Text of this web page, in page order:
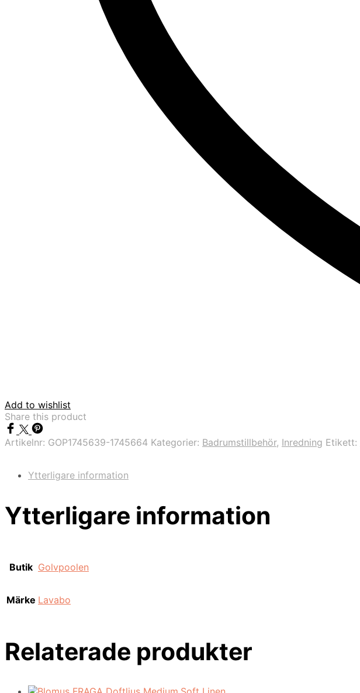
Add to wishlist
Share this product
Artikelnr: GOP1745639-1745664 Kategorier: Badrumstillbehör, Inredning Etikett:
Ytterligare information
Ytterligare information
Butik Golvpoolen
Märke Lavabo
Relaterade produkter